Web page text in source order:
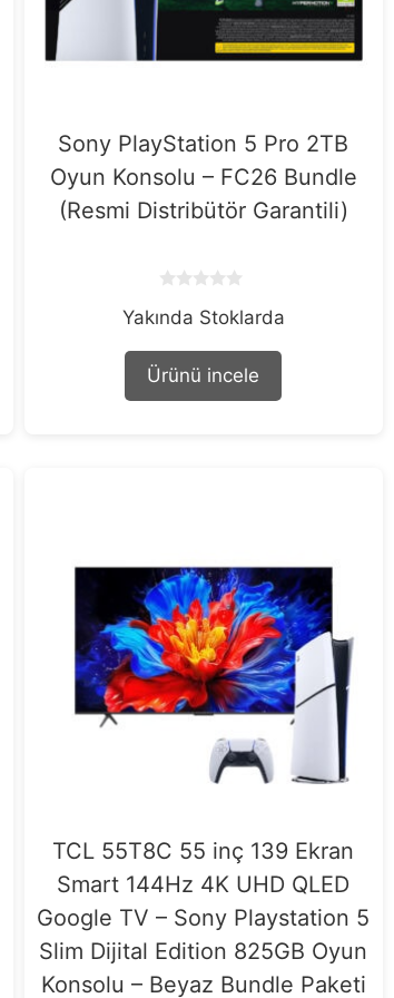
Sony PlayStation 5 Pro 2TB
Oyun Konsolu – FC26 Bundle
(Resmi Distribütör Garantili)
o
t
f
Yakında Stoklarda
Ürünü incele
TCL 55T8C 55 inç 139 Ekran
Smart 144Hz 4K UHD QLED
Google TV – Sony Playstation 5
Slim Dijital Edition 825GB Oyun
Konsolu – Beyaz Bundle Paketi